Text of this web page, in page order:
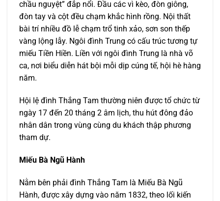
chầu nguyệt” đắp nổi. Đầu các vì kèo, đòn giông,
đòn tay và cột đều chạm khắc hình rồng. Nội thất
bài trí nhiều đồ lễ chạm trổ tinh xảo, sơn son thếp
vàng lộng lẫy. Ngôi đình Trung có cấu trúc tương tự
miếu Tiền Hiền. Liền với ngôi đình Trung là nhà võ
ca, nơi biểu diễn hát bội mỗi dịp cúng tế, hội hè hàng
năm.
Hội lệ đình Thắng Tam thường niên được tổ chức từ
ngày 17 đến 20 tháng 2 âm lịch, thu hút đông đảo
nhân dân trong vùng cùng du khách thập phương
tham dự.
Miếu Bà Ngũ Hành
Nằm bên phải đình Thắng Tam là Miếu Bà Ngũ
Hành, được xây dựng vào năm 1832, theo lối kiến